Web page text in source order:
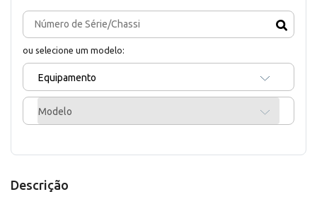
ou selecione um modelo:
Equipamento
Modelo
Descrição